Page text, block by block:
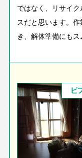
ではなく、リサイ
スだと思います。
き、解体準備にもス
ビ